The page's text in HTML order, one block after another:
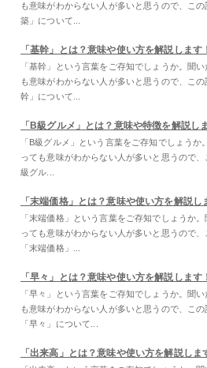
も意味がわからない人が多いと思うので、こ
築」について...
「基幹」とは？意味や使い方を解説します！
「基幹」という言葉をご存知でしょうか。聞
も意味がわからない人が多いと思うので、こ
幹」について...
「B級グルメ」とは？意味や特徴を解説し
「B級グルメ」という言葉をご存知でしょうか
っても意味がわからない人が多いと思うので
級グル...
「末端価格」とは？意味や使い方を解説し
「末端価格」という言葉をご存知でしょうか
っても意味がわからない人が多いと思うので、
「末端価格」...
「早々」とは？意味や使い方を解説します！
「早々」という言葉をご存知でしょうか。聞
も意味がわからない人が多いと思うので、この
「早々」について...
「出来高」とは？意味や使い方を解説しま